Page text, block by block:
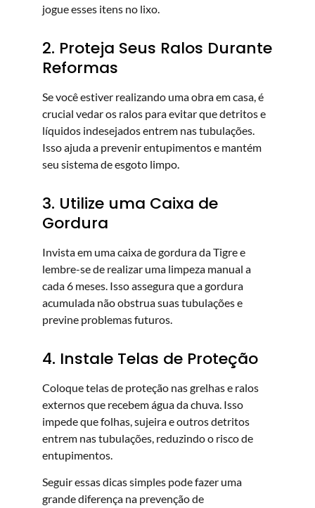
jogue esses itens no lixo.
2. Proteja Seus Ralos Durante
Reformas
Se você estiver realizando uma obra em casa, é
crucial vedar os ralos para evitar que detritos e
líquidos indesejados entrem nas tubulações.
Isso ajuda a prevenir entupimentos e mantém
seu sistema de esgoto limpo.
3. Utilize uma Caixa de
Gordura
Invista em uma caixa de gordura da Tigre e
lembre-se de realizar uma limpeza manual a
cada 6 meses. Isso assegura que a gordura
acumulada não obstrua suas tubulações e
previne problemas futuros.
4. Instale Telas de Proteção
Coloque telas de proteção nas grelhas e ralos
externos que recebem água da chuva. Isso
impede que folhas, sujeira e outros detritos
entrem nas tubulações, reduzindo o risco de
entupimentos.
Seguir essas dicas simples pode fazer uma
grande diferença na prevenção de